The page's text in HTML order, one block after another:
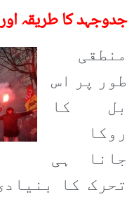
جدوجہد کا طریقہ
نئے
منطقی
طور پر اس
بل کا
روکا
جانا ہی
تحرک کا